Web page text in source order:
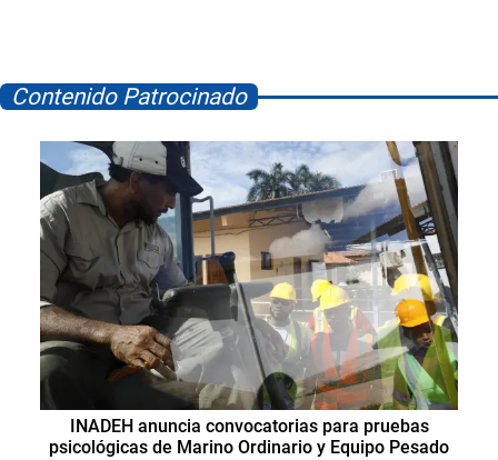
Contenido Patrocinado
INADEH anuncia convocatorias para pruebas
psicológicas de Marino Ordinario y Equipo Pesado